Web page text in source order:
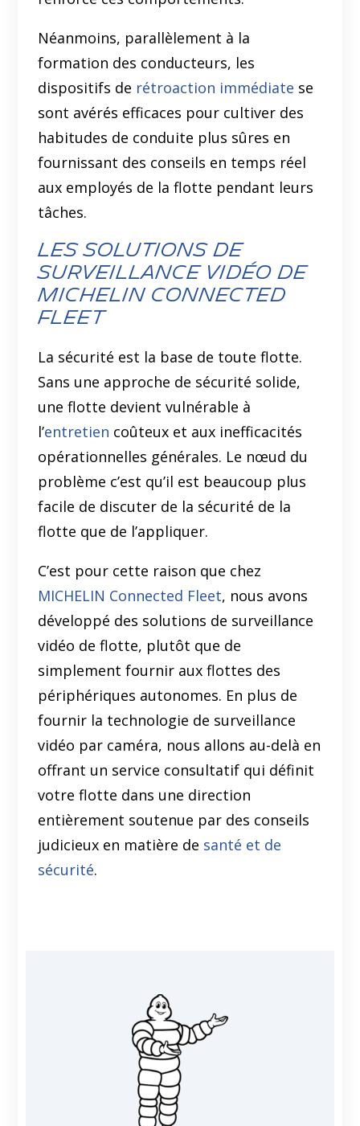
Néanmoins, parallèlement à la
formation des conducteurs, les
dispositifs de rétroaction immédiate se
sont avérés efficaces pour cultiver des
habitudes de conduite plus sûres en
fournissant des conseils en temps réel
aux employés de la flotte pendant leurs
tâches.
Les solutions de
surveillance vidéo de
MICHELIN Connected
Fleet
La sécurité est la base de toute flotte.
Sans une approche de sécurité solide,
une flotte devient vulnérable à
l’entretien coûteux et aux inefficacités
opérationnelles générales. Le nœud du
problème c’est qu’il est beaucoup plus
facile de discuter de la sécurité de la
flotte que de l’appliquer.
C’est pour cette raison que chez
MICHELIN Connected Fleet, nous avons
développé des solutions de surveillance
vidéo de flotte, plutôt que de
simplement fournir aux flottes des
périphériques autonomes. En plus de
fournir la technologie de surveillance
vidéo par caméra, nous allons au-delà en
offrant un service consultatif qui définit
votre flotte dans une direction
entièrement soutenue par des conseils
judicieux en matière de santé et de
sécurité.